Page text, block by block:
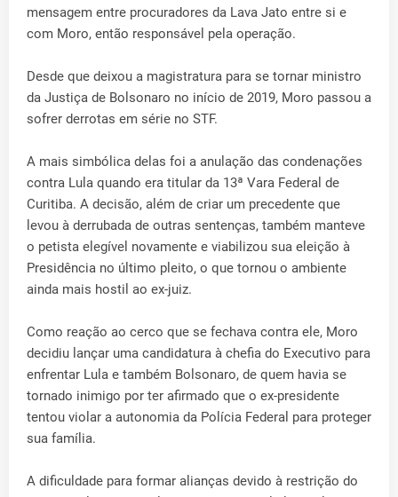
mensagem entre procuradores da Lava Jato entre si e
com Moro, então responsável pela operação.
Desde que deixou a magistratura para se tornar ministro
da Justiça de Bolsonaro no início de 2019, Moro passou a
sofrer derrotas em série no STF.
A mais simbólica delas foi a anulação das condenações
contra Lula quando era titular da 13ª Vara Federal de
Curitiba. A decisão, além de criar um precedente que
levou à derrubada de outras sentenças, também manteve
o petista elegível novamente e viabilizou sua eleição à
Presidência no último pleito, o que tornou o ambiente
ainda mais hostil ao ex-juiz.
Como reação ao cerco que se fechava contra ele, Moro
decidiu lançar uma candidatura à chefia do Executivo para
enfrentar Lula e também Bolsonaro, de quem havia se
tornado inimigo por ter afirmado que o ex-presidente
tentou violar a autonomia da Polícia Federal para proteger
sua família.
A dificuldade para formar alianças devido à restrição do